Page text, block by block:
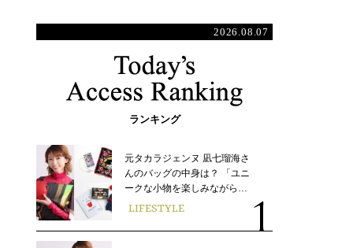
2026.08.07
ランキング
元タカラジェンヌ 凪七瑠海さ
んのバッグの中身は？ 「ユニ
ークな小物を楽しみながら…
LIFESTYLE